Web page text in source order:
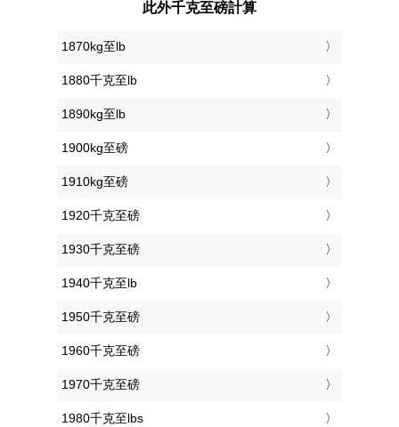
此外千克至磅計算
1870kg至lb
1880千克至lb
1890kg至lb
1900kg至磅
1910kg至磅
1920千克至磅
1930千克至磅
1940千克至lb
1950千克至磅
1960千克至磅
1970千克至磅
1980千克至lbs